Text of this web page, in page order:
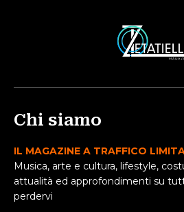
Chi siamo
IL MAGAZINE A TRAFFICO
Musica, arte e cultura, lifestyle,
attualità ed approfondimenti su
perdervi